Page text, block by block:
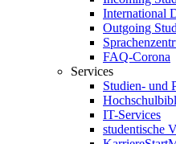
International
Outgoing
FAQ-Corona
Services
Studien- und
IT-Services
studentische